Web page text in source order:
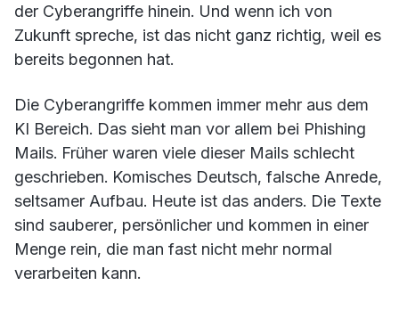
der Cyberangriffe hinein. Und wenn ich von
Zukunft spreche, ist das nicht ganz richtig, weil es
bereits begonnen hat.
Die Cyberangriffe kommen immer mehr aus dem
KI Bereich. Das sieht man vor allem bei Phishing
Mails. Früher waren viele dieser Mails schlecht
geschrieben. Komisches Deutsch, falsche Anrede,
seltsamer Aufbau. Heute ist das anders. Die Texte
sind sauberer, persönlicher und kommen in einer
Menge rein, die man fast nicht mehr normal
verarbeiten kann.